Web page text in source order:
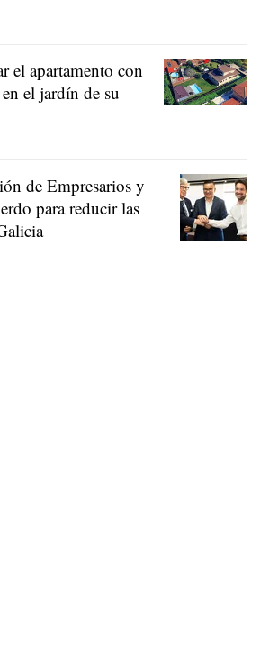
el apartamento con
el jardín de su
de Empresarios y
para reducir las